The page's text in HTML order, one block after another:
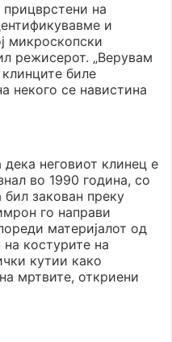
прицврстени на
и
микроскопски
режисерот. „Верувам
биле
некого се навистина
дека неговиот клинец е
во 1990 година, со
закован преку
го направи
материјалот од
на костурите на
кутии како
мртвите, откриени